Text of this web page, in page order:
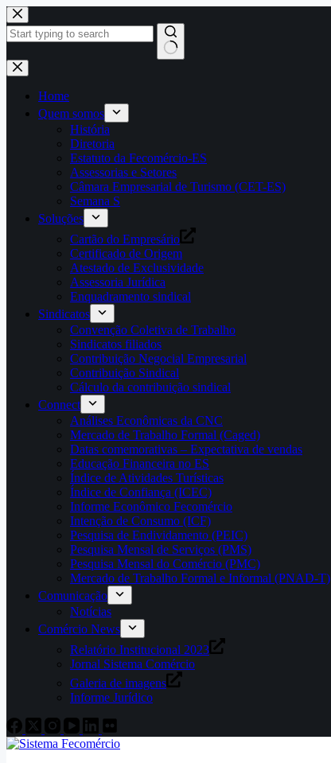
Pular
para
o
Home
Quem somos
História
Diretoria
Estatuto da Fecomércio-ES
Assessorias e Setores
Câmara Empresarial de Turismo (CET-ES)
Semana S
Soluções
Cartão do Empresário
Certificado de Origem
Atestado de Exclusividade
Assessoria Jurídica
Enquadramento sindical
Sindicatos
Convenção Coletiva de Trabalho
Sindicatos filiados
Contribuição Negocial Empresarial
Contribuição Sindical
Cálculo da contribuição sindical
Connect
Análises Econômicas da CNC
Mercado de Trabalho Formal (Caged)
Datas comemorativas – Expectativa de vendas
Educação Financeira no ES
Índice de Atividades Turísticas
Índice de Confiança (ICEC)
Informe Econômico Fecomércio
Intenção de Consumo (ICF)
Pesquisa de Endividamento (PEIC)
Pesquisa Mensal de Serviços (PMS)
Pesquisa Mensal do Comércio (PMC)
Mercado de Trabalho Formal e Informal (PNAD-T)
Comunicação
Notícias
Comércio News
Relatório Institucional 2023
Jornal Sistema Comércio
Galeria de imagens
Informe Jurídico